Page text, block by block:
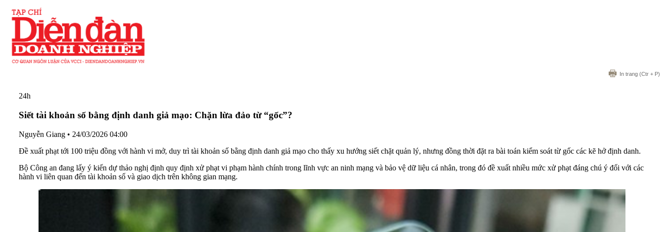
In trang (Ctr + P)
24h
Siết tài khoản số bằng định danh giả mạo: Chặn lừa đảo từ “gốc”?
Nguyễn Giang • 24/03/2026 04:00
Đề xuất phạt tới 100 triệu đồng với hành vi mở, duy trì tài khoản số bằng định danh giả mạo cho thấy xu hướng siết chặt quản lý, nhưng đồng thời đặt ra bài toán kiểm soát từ gốc các kẽ hở định danh.
Bộ Công an đang lấy ý kiến dự thảo nghị định quy định xử phạt vi phạm hành chính trong lĩnh vực an ninh mạng và bảo vệ dữ liệu cá nhân, trong đó đề xuất nhiều mức xử phạt đáng chú ý đối với các
hành vi liên quan đến tài khoản số và giao dịch trên không gian mạng.